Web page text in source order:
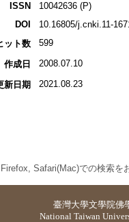
ISSN
10042636 (P)
DOI
10.16805/j.cnki.11-
ット数
599
作成日 2008.07.10
新日期 2021.08.23
Safari(Mac)での検索を
臺灣大學文學院佛
National Taiwan